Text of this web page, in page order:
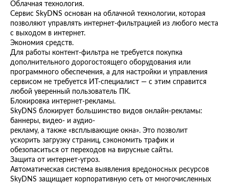
Облачная технология.
Сервис SkyDNS основан на облачной технологии, которая
позволяют управлять интернет-фильтрацией из любого места
с выходом в интернет.
Экономия средств.
Для работы контент-фильтра не требуется покупка
дополнительного дорогостоящего оборудования или
программного обеспечения, а для настройки и управления
сервисом не требуется ИТ-специалист — с этим справится
любой уверенный пользователь ПК.
Блокировка интернет-рекламы.
SkyDNS блокирует большинство видов онлайн-рекламы:
баннеры, видео- и аудио-
рекламу, а также «всплывающие окна». Это позволит
ускорить загрузку страниц, сэкономить трафик и
обезопаситься от переходов на вирусные сайты.
Защита от интернет-угроз.
Автоматическая система выявления вредоносных ресурсов
SkyDNS защищает корпоративную сеть от многочисленных